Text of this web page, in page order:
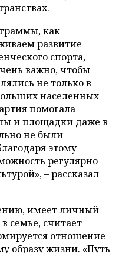
как
развитие
спорта,
важно, чтобы
не только в
населенных
помогала
и площадки даже в
не были
этому
регулярно
– рассказал
имеет личный
семье, считает
отношение
образу жизни. «Путь